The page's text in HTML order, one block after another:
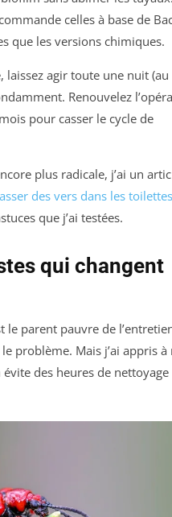
celles à base de
que les versions chimiques.
laissez agir toute une nuit (au
Renouvelez
pour casser le cycle de
plus radicale, j’ai un
des vers dans les toilettes
que j’ai testées.
qui changent
le parent pauvre de
problème. Mais j’ai appris à
des heures de nettoyage